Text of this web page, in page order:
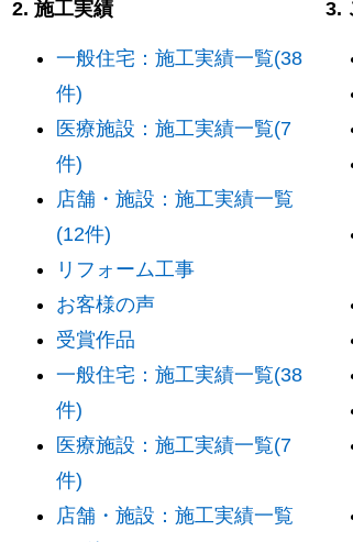
2. 施工実績
一般住宅：施工実績一覧(38
件)
医療施設：施工実績一覧(7
件)
店舗・施設：施工実績一覧
(12件)
リフォーム工事
お客様の声
受賞作品
一般住宅：施工実績一覧(38
件)
医療施設：施工実績一覧(7
件)
店舗・施設：施工実績一覧
3.